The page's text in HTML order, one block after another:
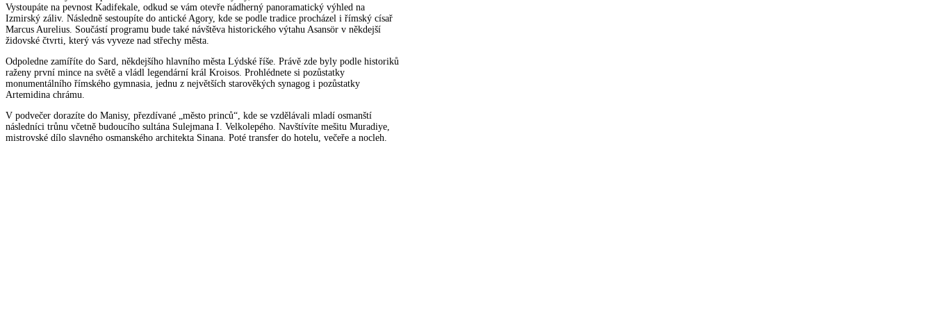
Vystoupáte na pevnost Kadifekale, odkud se vám otevře nádherný panoramatický výhled na
Izmirský záliv. Následně sestoupíte do antické Agory, kde se podle tradice procházel i římský císař
Marcus Aurelius. Součástí programu bude také návštěva historického výtahu Asansör v někdejší
židovské čtvrti, který vás vyveze nad střechy města.
Odpoledne zamíříte do Sard, někdejšího hlavního města Lýdské říše. Právě zde byly podle historiků
raženy první mince na světě a vládl legendární král Kroisos. Prohlédnete si pozůstatky
monumentálního římského gymnasia, jednu z největších starověkých synagog i pozůstatky
Artemidina chrámu.
V podvečer dorazíte do Manisy, přezdívané „město princů“, kde se vzdělávali mladí osmanští
následníci trůnu včetně budoucího sultána Sulejmana I. Velkolepého. Navštívíte mešitu Muradiye,
mistrovské dílo slavného osmanského architekta Sinana. Poté transfer do hotelu, večeře a nocleh.